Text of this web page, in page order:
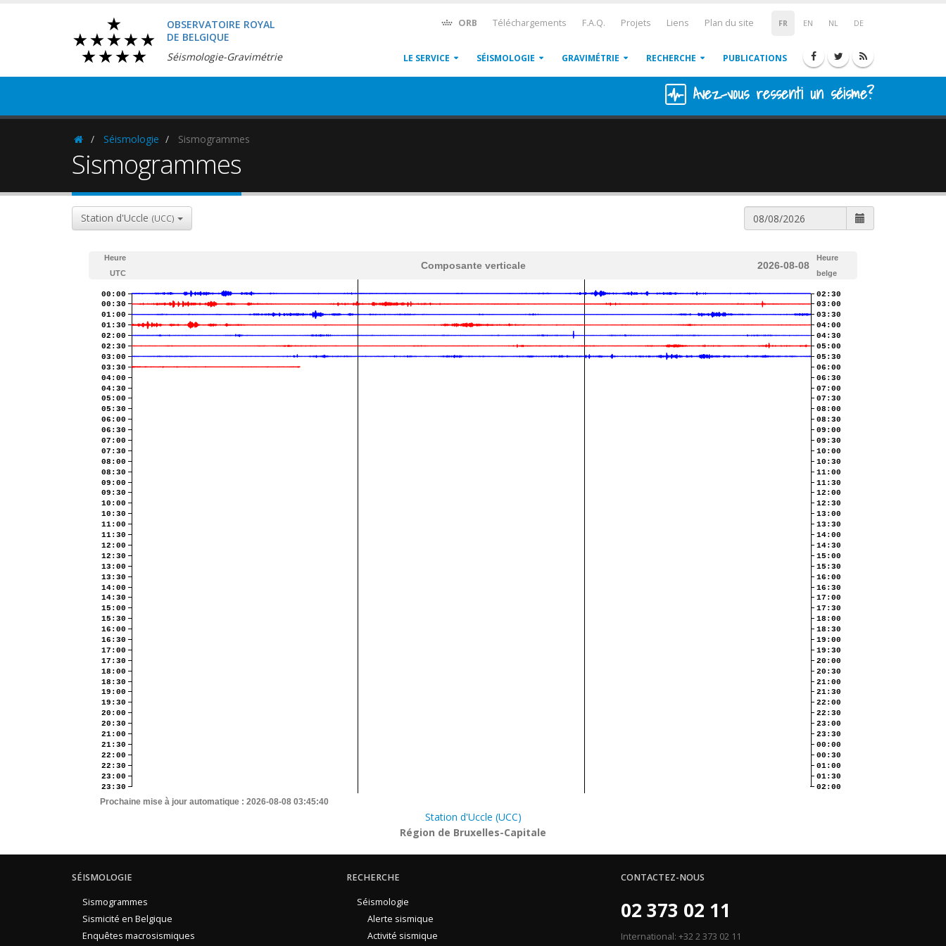
OBSERVATOIRE ROYAL
DE BELGIQUE
Séismologie-Gravimétrie
FR EN NL DE
ORB Téléchargements F.A.Q. Projets Liens Plan du site
LE SERVICE SÉISMOLOGIE GRAVIMÉTRIE RECHERCHE PUBLICATIONS
Avez-vous ressenti un séisme?
HomepageSéismologie Sismogrammes
Sismogrammes
Station d'Uccle (UCC)
Heure
UTC
Composante verticale 2026-08-08
Heure
belge
00:00
00:30
01:00
01:30
02:00
02:30
03:00
03:30
04:00
04:30
05:00
05:30
06:00
06:30
07:00
07:30
08:00
08:30
09:00
09:30
10:00
10:30
11:00
11:30
12:00
12:30
13:00
13:30
14:00
14:30
15:00
15:30
16:00
16:30
17:00
17:30
18:00
18:30
19:00
19:30
20:00
20:30
21:00
21:30
22:00
22:30
23:00
23:30
02:30
03:00
03:30
04:00
04:30
05:00
05:30
06:00
06:30
07:00
07:30
08:00
08:30
09:00
09:30
10:00
10:30
11:00
11:30
12:00
12:30
13:00
13:30
14:00
14:30
15:00
15:30
16:00
16:30
17:00
17:30
18:00
18:30
19:00
19:30
20:00
20:30
21:00
21:30
22:00
22:30
23:00
23:30
00:00
00:30
01:00
01:30
02:00
Prochaine mise à jour automatique : 2026-08-08 03:45:40
Station d'Uccle (UCC)
Région de Bruxelles-Capitale
SÉISMOLOGIE
Sismogrammes
Sismicité en Belgique
Enquêtes macrosismiques
RECHERCHE
Séismologie
Alerte sismique
Activité sismique
CONTACTEZ-NOUS
02 373 02 11
International: +32 2 373 02 11